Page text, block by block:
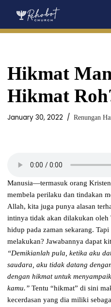
Hikmat
Hikmat
January 30, 2022 Renungan
Manusia—termasuk orang
membela perilaku dan tindakan
Allah, kita juga punya alasan
intinya tidak akan dilakukan oleh
hidup pada zaman sekarang.
melakukan? Jawabannya dapat
“Demikianlah pula, ketika aku
saudara, aku tidak datang
dengan hikmat untuk
kamu.” Tentu “hikmat” di sini
kecerdasan yang dia miliki